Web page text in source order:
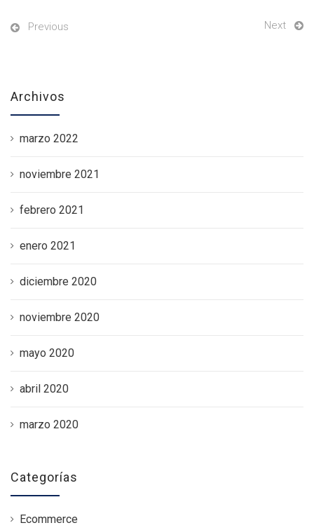
Previous Next
Archivos
marzo 2022
noviembre 2021
febrero 2021
enero 2021
diciembre 2020
noviembre 2020
mayo 2020
abril 2020
marzo 2020
Categorías
Ecommerce